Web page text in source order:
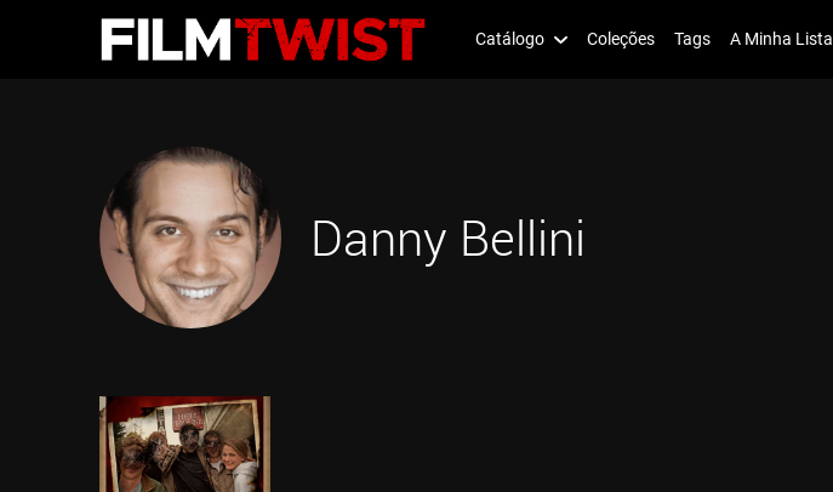
Catálogo Coleções Tags A Minha Lista
Danny Bellini